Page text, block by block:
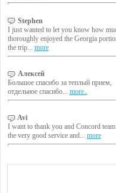
Stephen
I just wanted to let you know how
thoroughly enjoyed the Georgia
the trip... more
Алексей
Большое спасибо за теплый прием,
отдельное спасибо... more..
Avi
I want to thank you and Concord
the very good service and... more